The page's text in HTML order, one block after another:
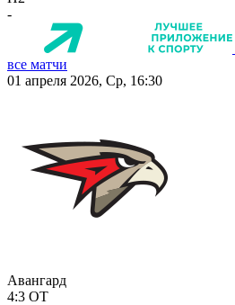
-
все матчи
01 апреля 2026, Ср, 16:30
Авангард
4:3 ОТ